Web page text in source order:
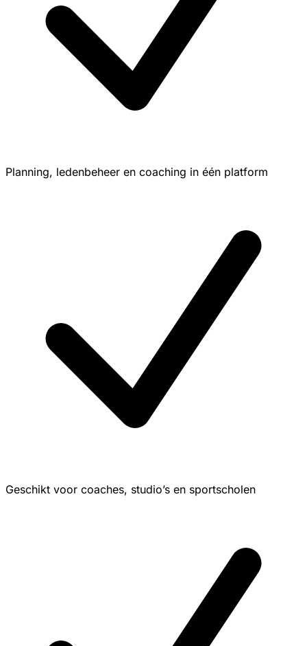
Planning, ledenbeheer en coaching in één platform
Geschikt voor coaches, studio’s en sportscholen